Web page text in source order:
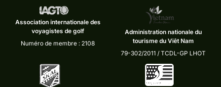
Association internationale des
voyagistes de golf
Numéro de membre : 2108
Administration nationale du
tourisme du Viêt Nam
79-302/2011 / TCDL-GP LHOT